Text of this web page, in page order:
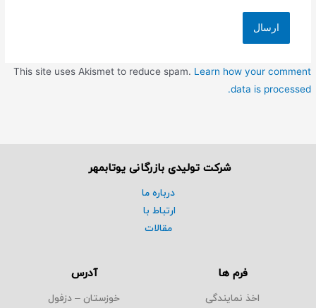
This site uses Akismet to reduce spam. Learn how your comment
data is processed.
شرکت تولیدی بازرگانی یوتابمهر
درباره ما
ارتباط با
مقالات
فرم ها
اخذ نمایندگی
آدرس
خوزستان – دزفول